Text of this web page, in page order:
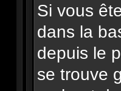
Si vous
dans la
depuis le
se trouve